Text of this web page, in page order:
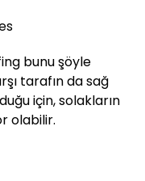
bunu şöyle
tarafın da sağ
için, solakların
olabilir.